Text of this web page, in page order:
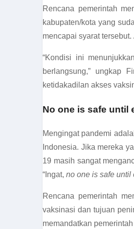
Rencana pemerintah
kabupaten/kota yang
mencapai syarat
“Kondisi ini
berlangsung,” ungkap
ketidakadilan akses
No one is safe until
Mengingat pandemi
Indonesia. Jika mereka
19 masih sangat
“Ingat, no one is safe until
Rencana pemerintah
vaksinasi dan tujuan
memandatkan